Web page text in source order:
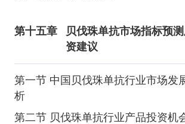
第十五章
贝伐珠单抗市场指标预
资建议
第一节 中国贝伐珠单抗行业市场发
析
第二节 贝伐珠单抗行业产品投资机